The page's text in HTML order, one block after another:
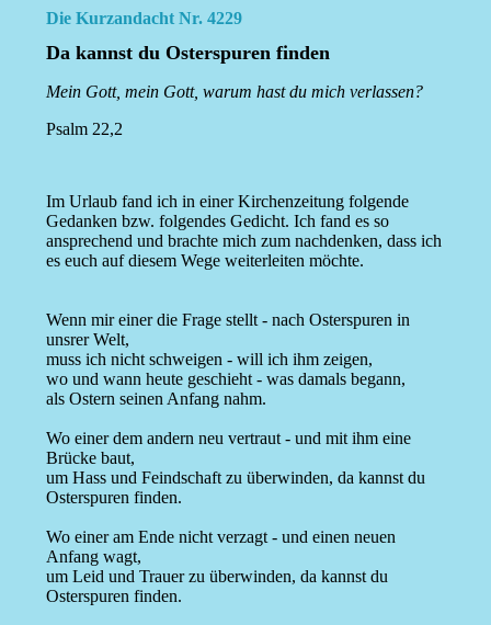
Die Kurzandacht Nr. 4229
Da kannst du Osterspuren finden
Mein Gott, mein Gott, warum hast du mich verlassen?
Psalm 22,2
Im Urlaub fand ich in einer Kirchenzeitung folgende
Gedanken bzw. folgendes Gedicht. Ich fand es so
ansprechend und brachte mich zum nachdenken, dass ich
es euch auf diesem Wege weiterleiten möchte.
Wenn mir einer die Frage stellt - nach Osterspuren in
unsrer Welt,
muss ich nicht schweigen - will ich ihm zeigen,
wo und wann heute geschieht - was damals begann,
als Ostern seinen Anfang nahm.
Wo einer dem andern neu vertraut - und mit ihm eine
Brücke baut,
um Hass und Feindschaft zu überwinden, da kannst du
Osterspuren finden.
Wo einer am Ende nicht verzagt - und einen neuen
Anfang wagt,
um Leid und Trauer zu überwinden, da kannst du
Osterspuren finden.